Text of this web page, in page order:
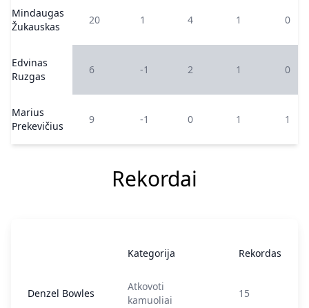
Mindaugas
Žukauskas
20 1 4 1 0
Edvinas
Ruzgas
6 -1 2 1 0
Marius
Prekevičius
9 -1 0 1 1
Rekordai
Kategorija Rekordas
Denzel Bowles
Atkovoti
kamuoliai
15